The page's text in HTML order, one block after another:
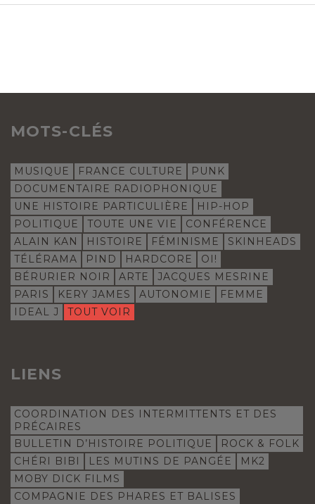
MOTS-CLÉS
MUSIQUE FRANCE CULTURE
PUNK
DOCUMENTAIRE RADIOPHONIQUE
UNE HISTOIRE PARTICULIÈRE
HIP-HOP
POLITIQUE
TOUTE UNE VIE
CONFÉRENCE
ALAIN KAN
HISTOIRE FÉMINISME
SKINHEADS
TÉLÉRAMA
PIND HARDCORE
OI!
BÉRURIER NOIR
ARTE
JACQUES MESRINE
PARIS
KERY JAMES AUTONOMIE
FEMME
IDEAL J
TOUT VOIR
LIENS
COORDINATION DES INTERMITTENTS ET DES
PRÉCAIRES
BULLETIN D’HISTOIRE POLITIQUE
ROCK & FOLK
CHÉRI BIBI
LES MUTINS DE PANGÉE
MK2
MOBY DICK FILMS
COMPAGNIE DES PHARES ET BALISES